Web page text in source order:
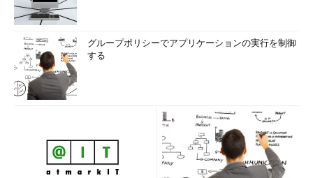
グループポリシーでアプリケーションの実行を制御
する